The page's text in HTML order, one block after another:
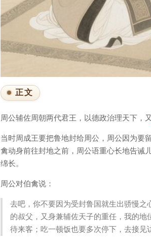
正文
周公辅佐周朝两代君王，以德政治理天下，又
当时周成王要把鲁地封给周公，周公因为要
禽动身前往封地之前，周公语重心长地告诫
绵长。
周公对伯禽说：
去吧，你不要因为受封鲁国就生出骄慢
的叔父，又身兼辅佐天子的重任，我的
待来客；吃一顿饭也要多次停下，去接见